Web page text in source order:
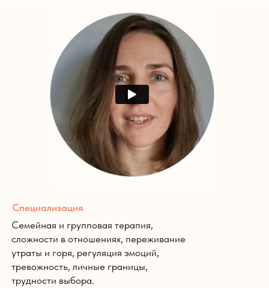
Специализация
Семейная и групповая терапия,
сложности в отношениях, переживание
утраты и горя, регуляция эмоций,
тревожность, личные границы,
трудности выбора.